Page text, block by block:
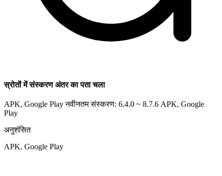
स्रोतों में संस्करण अंतर का पता चला
APK, Google Play नवीनतम संस्करण: 6.4.0 ~ 8.7.6 APK, Google
Play
अनुशंसित
APK, Google Play